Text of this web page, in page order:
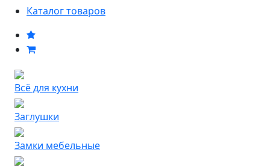
Каталог товаров
Всё для кухни
Заглушки
Замки мебельные